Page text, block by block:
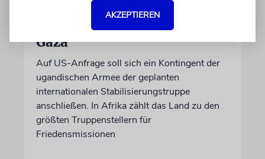
Ugandas Parlament billigt
Truppenentsendung nach
Gaza
Auf US-Anfrage soll sich ein Kontingent der
ugandischen Armee der geplanten
internationalen Stabilisierungstruppe
anschließen. In Afrika zählt das Land zu den
größten Truppenstellern für
Friedensmissionen
AKZEPTIEREN